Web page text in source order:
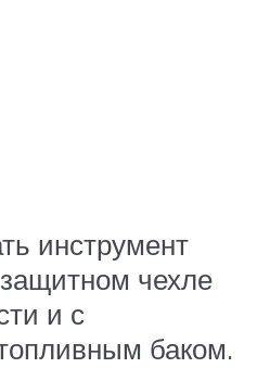
инструмент
чехле
и с
баком.